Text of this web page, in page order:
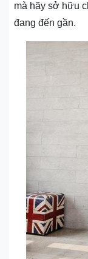
mà hãy sở hữu
đang đến gần.